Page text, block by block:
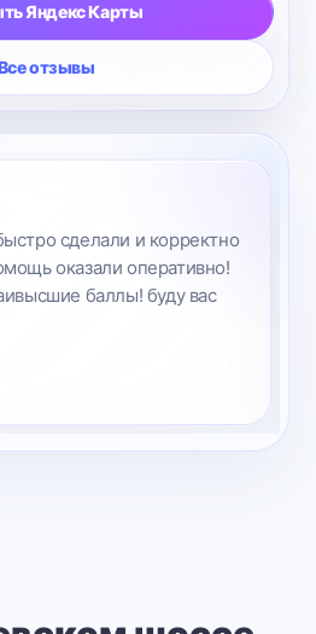
Яндекс Карты
отзывы
сделали и корректно
оказали оперативно!
баллы! буду вас